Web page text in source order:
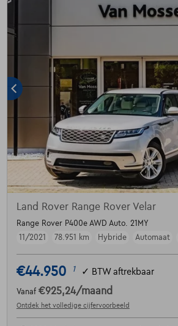
Land Rover Range Rover Velar
Range Rover P400e AWD Auto. 21MY
11/2021
78.951 km Hybride Automaat
€44.950 1 ✓ BTW aftrekbaar
Vanaf €925,24/maand
Ontdek het volledige cijfervoorbeeld